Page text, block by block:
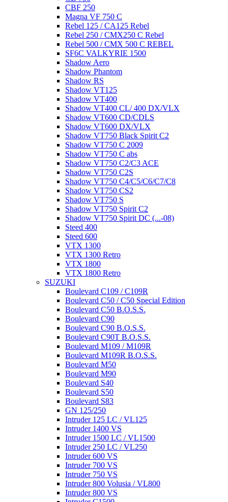
CBF 250
Magna VF 750 C
Rebel 125 / CA125 Rebel
Rebel 250 / CMX250 C Rebel
Rebel 500 / CMX 500 C REBEL
SF6C VALKYRIE 1500
Shadow Aero
Shadow Phantom
Shadow RS
Shadow VT125
Shadow VT400
Shadow VT400 CL/ 400 DX/VLX
Shadow VT600 CD/CDLS
Shadow VT600 DX/VLX
Shadow VT750 Black Spirit C2
Shadow VT750 C 2009
Shadow VT750 C abs
Shadow VT750 C2/C3 ACE
Shadow VT750 C2S
Shadow VT750 C4/C5/C6/C7/C8
Shadow VT750 CS2
Shadow VT750 S
Shadow VT750 Spirit C2
Shadow VT750 Spirit DC (...-08)
Steed 400
Steed 600
VTX 1300
VTX 1300 Retro
VTX 1800
VTX 1800 Retro
SUZUKI
Boulevard C109 / C109R
Boulevard C50 / C50 Special Edition
Boulevard C50 B.O.S.S.
Boulevard C90
Boulevard C90 B.O.S.S.
Boulevard C90T B.O.S.S.
Boulevard M109 / M109R
Boulevard M109R B.O.S.S.
Boulevard M50
Boulevard M90
Boulevard S40
Boulevard S50
Boulevard S83
GN 125/250
Intruder 125 LC / VL125
Intruder 1400 VS
Intruder 1500 LC / VL1500
Intruder 250 LC / VL250
Intruder 600 VS
Intruder 700 VS
Intruder 750 VS
Intruder 800 Volusia / VL800
Intruder 800 VS